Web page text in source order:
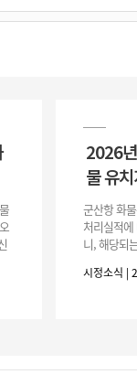
2026
물 유
군산항 화
처리실적
니, 해당되
(6개월
시정소식 |